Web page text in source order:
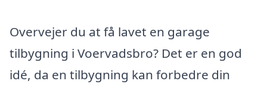
Overvejer du at få lavet en garage
tilbygning i Voervadsbro? Det er en god
idé, da en tilbygning kan forbedre din